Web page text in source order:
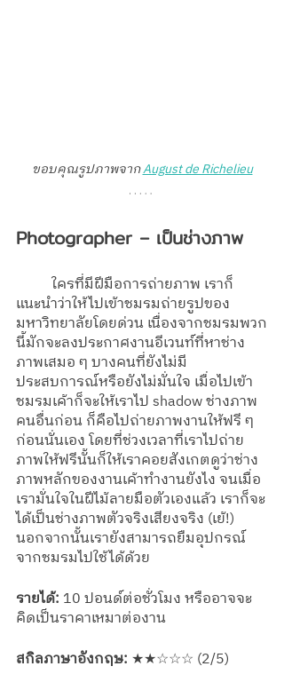
ขอบคุณรูปภาพจาก August de Richelieu
Photographer – เป็นช่างภาพ
แนะนำว่าให้ไปเข้าชมรมถ่ายรูปของ
มหาวิทยาลัยโดยด่วน เนื่องจากชมรมพวก
นี้มักจะลงประกาศงานอีเวนท์ที่หาช่าง
ภาพเสมอ ๆ บางคนที่ยังไม่มี
ประสบการณ์หรือยังไม่มั่นใจ เมื่อไปเข้า
ชมรมเค้าก็จะให้เราไป shadow ช่างภาพ
คนอื่นก่อน ก็คือไปถ่ายภาพงานให้ฟรี ๆ
ก่อนนั่นเอง โดยที่ช่วงเวลาที่เราไปถ่าย
ภาพให้ฟรีนั้นก็ให้เราคอยสังเกตดูว่าช่าง
ภาพหลักของงานเค้าทำงานยังไง จนเมื่อ
เรามั่นใจในฝีไม้ลายมือตัวเองแล้ว เราก็จะ
ได้เป็นช่างภาพตัวจริงเสียงจริง (เย้!)
นอกจากนั้นเรายังสามารถยืมอุปกรณ์
จากชมรมไปใช้ได้ด้วย
รายได้: 10 ปอนด์ต่อชั่วโมง หรืออาจจะ
คิดเป็นราคาเหมาต่องาน
สกิลภาษาอังกฤษ: ★★☆☆☆ (2/5)